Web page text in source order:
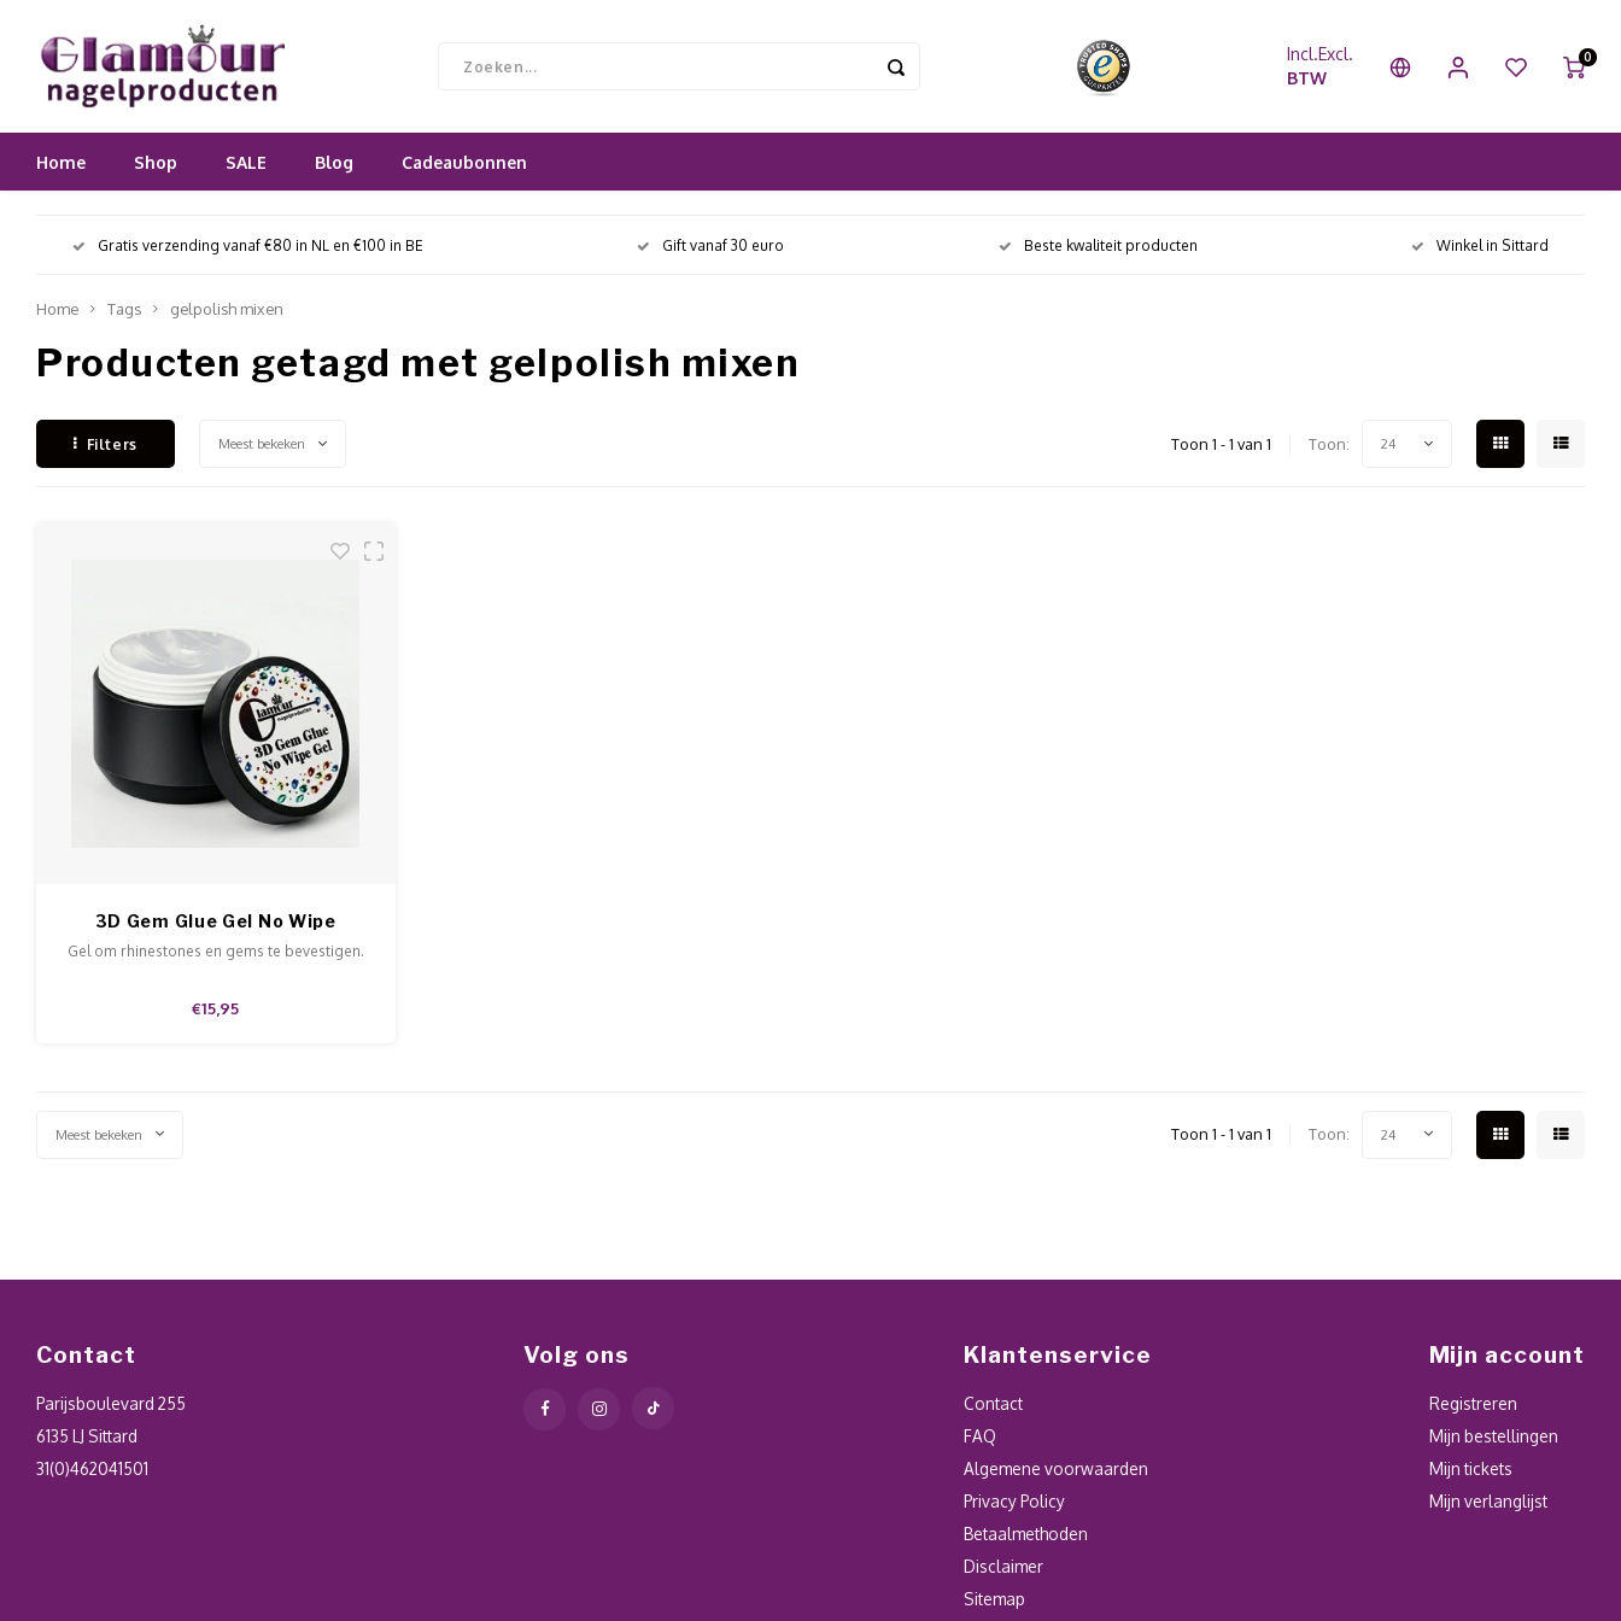
Incl.Excl.
BTW
0
Home Shop SALE Blog Cadeaubonnen
Gratis verzending vanaf €80 in NL en €100 in BE Gift vanaf 30 euro Beste kwaliteit producten Winkel in Sittard
Home Tags gelpolish mixen
Producten getagd met gelpolish mixen
Filters Meest bekeken Toon 1 - 1 van 1 Toon: 24
3D Gem Glue Gel No Wipe
Gel om rhinestones en gems te bevestigen.
€15,95
Meest bekeken Toon 1 - 1 van 1 Toon: 24
Contact
Parijsboulevard 255
6135 LJ Sittard
31(0)462041501
Volg ons Klantenservice
Contact
FAQ
Algemene voorwaarden
Privacy Policy
Betaalmethoden
Disclaimer
Sitemap
Mijn account
Registreren
Mijn bestellingen
Mijn tickets
Mijn verlanglijst